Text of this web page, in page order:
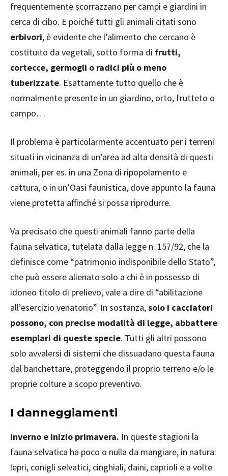
frequentemente scorrazzano per campi e giardini in
cerca di cibo. E poiché tutti gli animali citati sono
erbivori, è evidente che l’alimento che cercano è
costituito da vegetali, sotto forma di frutti,
cortecce, germogli o radici più o meno
tuberizzate. Esattamente tutto quello che è
normalmente presente in un giardino, orto, frutteto o
campo…
Il problema è particolarmente accentuato per i terreni
situati in vicinanza di un’area ad alta densità di questi
animali, per es. in una Zona di ripopolamento e
cattura, o in un’Oasi faunistica, dove appunto la fauna
viene protetta affinché si possa riprodurre.
Va precisato che questi animali fanno parte della
fauna selvatica, tutelata dalla legge n. 157/92, che la
definisce come “patrimonio indisponibile dello Stato”,
che può essere alienato solo a chi è in possesso di
idoneo titolo di prelievo, vale a dire di “abilitazione
all’esercizio venatorio”. In sostanza,solo i cacciatori
possono, con precise modalità di legge, abbattere
esemplari di queste specie. Tutti gli altri possono
solo avvalersi di sistemi che dissuadano questa fauna
dal banchettare, proteggendo il proprio terreno e/o le
proprie colture a scopo preventivo.
I danneggiamenti
Inverno e inizio primavera. In queste stagioni la
fauna selvatica ha poco o nulla da mangiare, in natura:
lepri, conigli selvatici, cinghiali, daini, caprioli e a volte